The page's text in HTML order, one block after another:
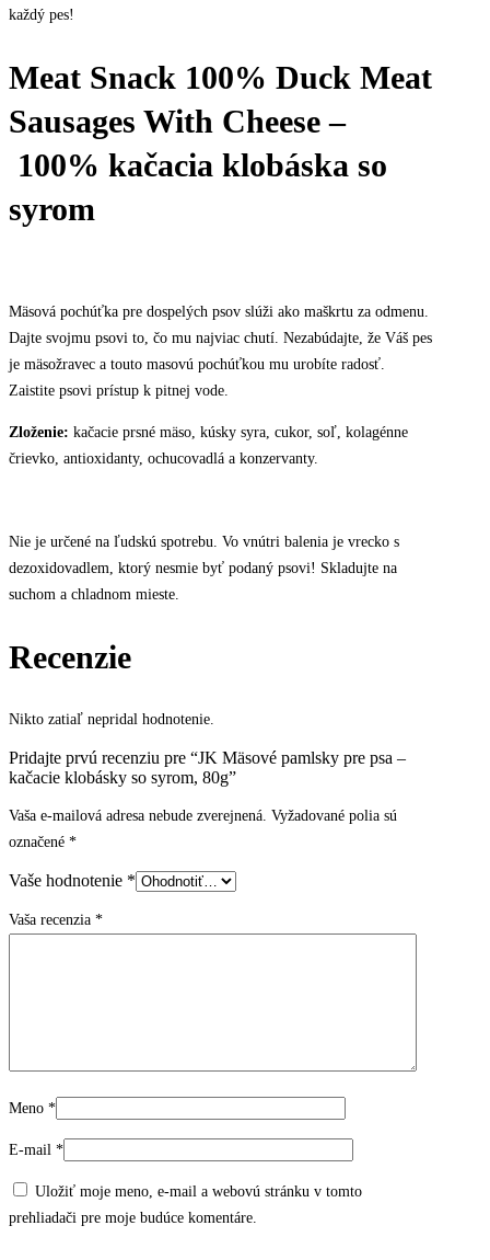
každý pes!
Meat Snack 100% Duck Meat
Sausages With Cheese –
100% kačacia klobáska so
syrom
Mäsová pochúťka pre dospelých psov slúži ako maškrtu za odmenu.
Dajte svojmu psovi to, čo mu najviac chutí. Nezabúdajte, že Váš pes
je mäsožravec a touto masovú pochúťkou mu urobíte radosť.
Zaistite psovi prístup k pitnej vode.
Zloženie: kačacie prsné mäso, kúsky syra, cukor, soľ, kolagénne
črievko, antioxidanty, ochucovadlá a konzervanty.
Nie je určené na ľudskú spotrebu. Vo vnútri balenia je vrecko s
dezoxidovadlem, ktorý nesmie byť podaný psovi! Skladujte na
suchom a chladnom mieste.
Recenzie
Nikto zatiaľ nepridal hodnotenie.
Pridajte prvú recenziu pre “JK Mäsové pamlsky pre psa –
kačacie klobásky so syrom, 80g”
Vaša e-mailová adresa nebude zverejnená. Vyžadované polia sú
označené *
Vaše hodnotenie *
Vaša recenzia *
Meno *
E-mail *
Uložiť moje meno, e-mail a webovú stránku v tomto
prehliadači pre moje budúce komentáre.